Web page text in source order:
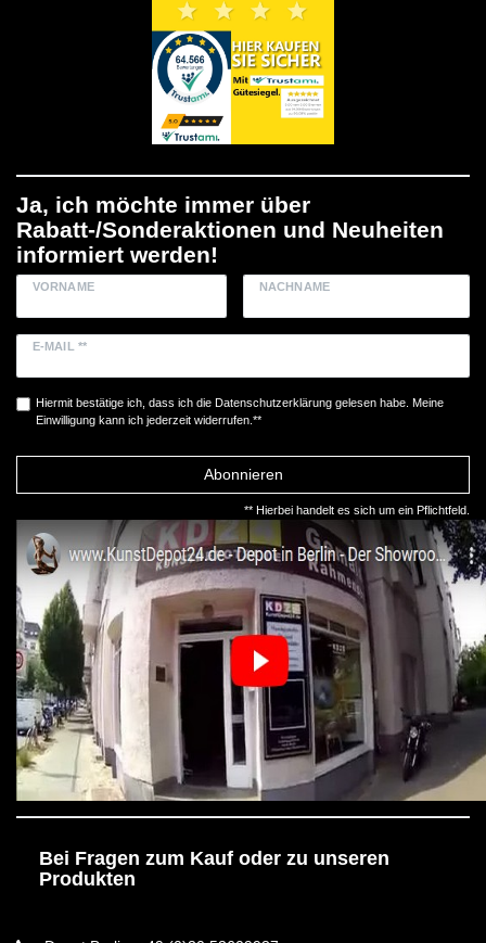
Ja, ich möchte immer über
Rabatt-/Sonderaktionen und Neuheiten
informiert werden!
VORNAME NACHNAME
E-MAIL **
Hiermit bestätige ich, dass ich die Daten­schutz­erklärunggelesen habe. Meine
Einwilligung kann ich jederzeit widerrufen.**
Abonnieren
** Hierbei handelt es sich um ein Pflichtfeld.
Bei Fragen zum Kauf oder zu unseren
Produkten